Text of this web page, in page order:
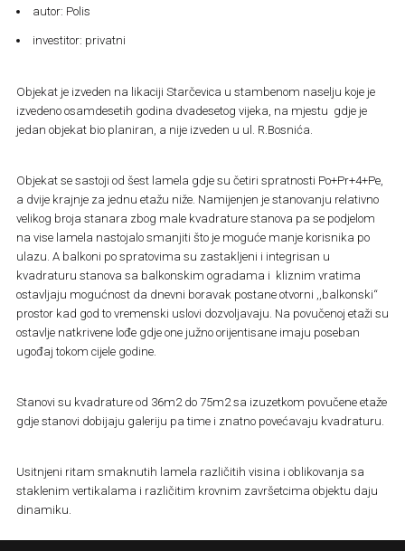
autor: Polis
investitor: privatni
Objekat je izveden na likaciji Starčevica u stambenom naselju koje je
izvedeno osamdesetih godina dvadesetog vijeka, na mjestu gdje je
jedan objekat bio planiran, a nije izveden u ul. R.Bosnića.
Objekat se sastoji od šest lamela gdje su četiri spratnosti Po+Pr+4+Pe,
a dvije krajnje za jednu etažu niže. Namijenjen je stanovanju relativno
velikog broja stanara zbog male kvadrature stanova pa se podjelom
na vise lamela nastojalo smanjiti što je moguće manje korisnika po
ulazu. A balkoni po spratovima su zastakljeni i integrisan u
kvadraturu stanova sa balkonskim ogradama i kliznim vratima
ostavljaju mogućnost da dnevni boravak postane otvorni ,,balkonski“
prostor kad god to vremenski uslovi dozvoljavaju. Na povučenoj etaži su
ostavlje natkrivene lođe gdje one južno orijentisane imaju poseban
ugođaj tokom cijele godine.
Stanovi su kvadrature od 36m2 do 75m2 sa izuzetkom povučene etaže
gdje stanovi dobijaju galeriju pa time i znatno povećavaju kvadraturu.
Usitnjeni ritam smaknutih lamela različitih visina i oblikovanja sa
staklenim vertikalama i različitim krovnim završetcima objektu daju
dinamiku.